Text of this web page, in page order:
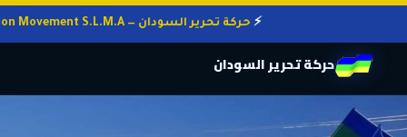
حركة تحرير السودان — Sudan Liberation Movement S.L.M.A
حركة تحرير السودان